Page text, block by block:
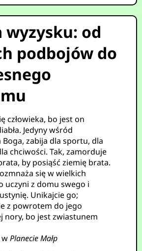
wyzysku: od
podbojów do
człowieka, bo jest on
Jedyny wśród
Boga, zabija dla sportu, dla
chciwości. Tak, zamorduje
by posiąść ziemię brata.
się w wielkich
uczyni z domu swego i
Unikajcie go;
z powrotem do jego
nory, bo jest zwiastunem
wPlanecie Małp